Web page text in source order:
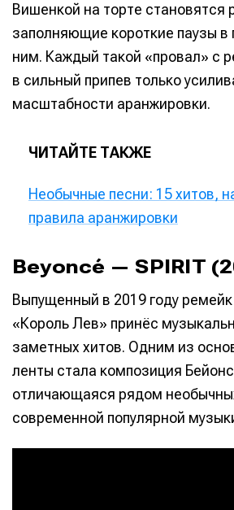
Вишенкой на торте становятся
заполняющие короткие паузы в
ним. Каждый такой «провал» с
в сильный припев только
масштабности аранжировки.
ЧИТАЙТЕ ТАКЖЕ
Необычные песни: 15 хитов,
правила аранжировки
Beyoncé — SPIRIT
Выпущенный в 2019 году
«Король Лев» принёс
заметных хитов. Одним из
ленты стала композиция
отличающаяся рядом
современной популярной